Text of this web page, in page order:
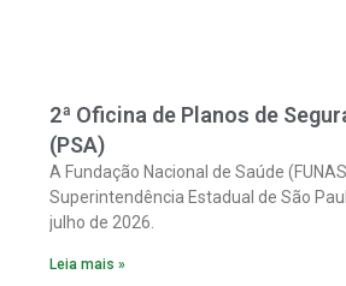
2ª Oficina de Planos de
(PSA)
A Fundação Nacional de Saúde
Superintendência Estadual de São
julho de 2026.
Leia mais »